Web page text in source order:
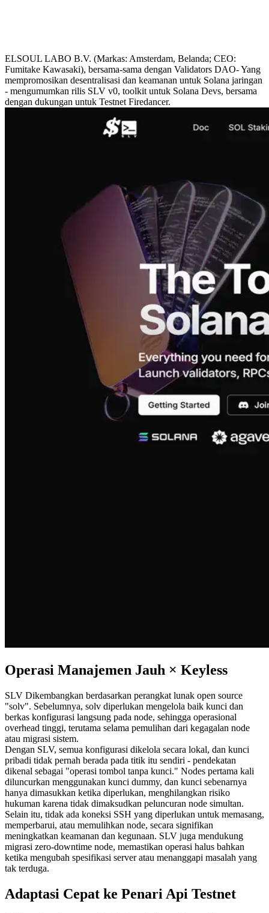
ELSOUL LABO B.V. (Markas: Amsterdam, Belanda; CEO:
Fumitake Kawasaki), bersama-sama dengan Validators DAO- Yang
mempromosikan desentralisasi dan keamanan untuk Solana jaringan
- mengumumkan rilis SLV v0, toolkit untuk Solana Devs, bersama
dengan dukungan untuk Testnet Firedancer.
Operasi Manajemen Jauh × Keyless
SLV Dikembangkan berdasarkan perangkat lunak open source
"solv". Sebelumnya, solv diperlukan mengelola baik kunci dan
berkas konfigurasi langsung pada node, sehingga operasional
overhead tinggi, terutama selama pemulihan dari kegagalan node
atau migrasi sistem.
Dengan SLV, semua konfigurasi dikelola secara lokal, dan kunci
pribadi tidak pernah berada pada titik itu sendiri - pendekatan
dikenal sebagai "operasi tombol tanpa kunci." Nodes pertama kali
diluncurkan menggunakan kunci dummy, dan kunci sebenarnya
hanya dimasukkan ketika diperlukan, menghilangkan risiko
hukuman karena tidak dimaksudkan peluncuran node simultan.
Selain itu, tidak ada koneksi SSH yang diperlukan untuk memasang,
memperbarui, atau memulihkan node, secara signifikan
meningkatkan keamanan dan kegunaan. SLV juga mendukung
migrasi zero-downtime node, memastikan operasi halus bahkan
ketika mengubah spesifikasi server atau menanggapi masalah yang
tak terduga.
Adaptasi Cepat ke Penari Api Testnet